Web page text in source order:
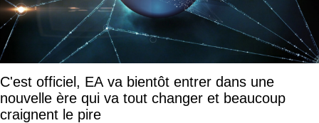
C'est officiel, EA va bientôt entrer dans une
nouvelle ère qui va tout changer et beaucoup
craignent le pire